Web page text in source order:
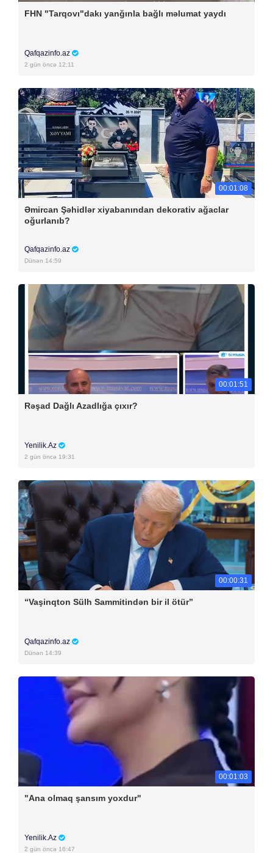
FHN "Tarqovı"dakı yanğınla bağlı məlumat yaydı
Qafqazinfo.az
2 gün öncə 12:11
00:01:08
Əmircan Şəhidlər xiyabanından dekorativ ağaclar
oğurlanıb?
Qafqazinfo.az
Dünən 14:59
00:01:51
Rəşad Dağlı Azadlığa çıxır?
Yenilik.Az
2 gün öncə 19:31
00:00:31
“Vaşinqton Sülh Sammitindən bir il ötür”
Qafqazinfo.az
Dünən 14:39
00:01:03
"Ana olmaq şansım yoxdur"
Yenilik.Az
2 gün öncə 16:47